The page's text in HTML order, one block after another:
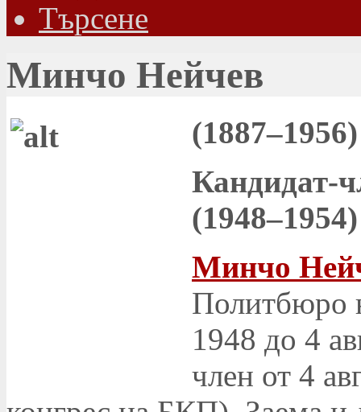
Търсене
Минчо Нейчев
(1887–1956)
Кандидат-
(1948–1954)
Минчо
Политбюро
1948 до 4
член от 4